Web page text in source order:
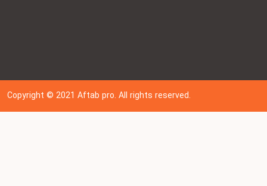
Copyright © 202 1Aftab pro. All rights reserved.